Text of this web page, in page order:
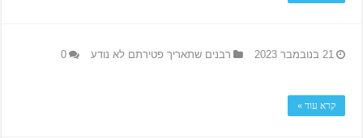
21 בנובמבר 2023 רבנים שתאריך פטירתם לא נודע 0
קרא עוד »